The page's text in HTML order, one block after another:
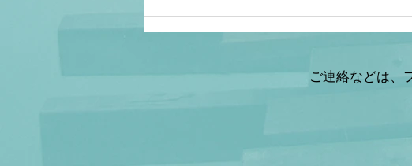
ンD.C. 現地ルポ②
ご連絡などは、